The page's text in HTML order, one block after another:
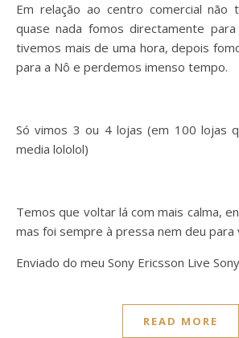
Em relação ao centro comercial
quase nada fomos directamente
tivemos mais de uma hora, depois
para a Nô e perdemos imenso tempo.
Só vimos 3 ou 4 lojas (em 100 lojas
media lololol)
Temos que voltar lá com mais calma,
mas foi sempre à pressa nem deu
Enviado do meu Sony Ericsson Live
READ MORE